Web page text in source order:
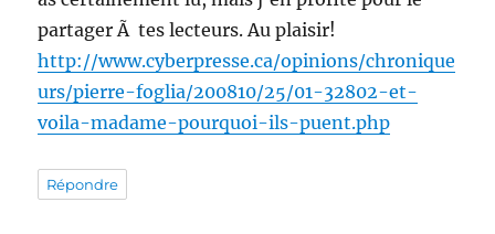
partager Ã tes lecteurs. Au plaisir!
http://www.cyberpresse.ca/opinions/chronique
urs/pierre-foglia/200810/25/01-32802-et-
voila-madame-pourquoi-ils-puent.php
Répondre